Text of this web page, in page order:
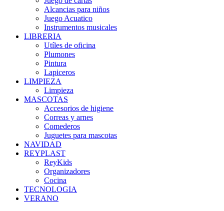
Alcancias para niños
Juego Acuatico
Instrumentos musicales
LIBRERIA
Utíles de oficina
Plumones
Pintura
Lapiceros
LIMPIEZA
Limpieza
MASCOTAS
Accesorios de higiene
Correas y arnes
Comederos
Juguetes para mascotas
NAVIDAD
REYPLAST
ReyKids
Organizadores
Cocina
TECNOLOGIA
VERANO